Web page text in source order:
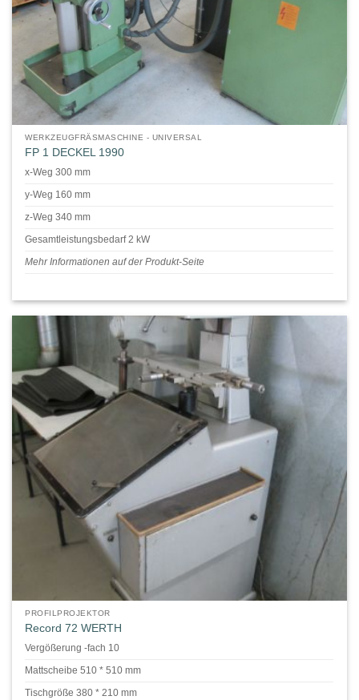
WERKZEUGFRÄSMASCHINE - UNIVERSAL
FP 1 DECKEL 1990
x-Weg 300 mm
y-Weg 160 mm
z-Weg 340 mm
Gesamtleistungsbedarf 2 kW
Mehr Informationen auf der Produkt-Seite
PROFILPROJEKTOR
Record 72 WERTH
Vergößerung -fach 10
Mattscheibe 510 * 510 mm
Tischgröße 380 * 210 mm